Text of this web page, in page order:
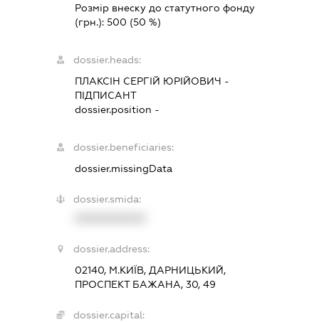
Розмір внеску до статутного фонду
(грн.): 500 (50 %)
dossier.heads:
ПЛАКСІН СЕРГІЙ ЮРІЙОВИЧ -
ПІДПИСАНТ
dossier.position -
dossier.beneficiaries:
dossier.missingData
dossier.smida:
dossier.address:
02140, М.КИЇВ, ДАРНИЦЬКИЙ,
ПРОСПЕКТ БАЖАНА, 30, 49
dossier.capital: